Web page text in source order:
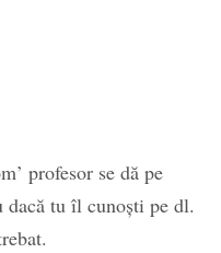
profesor se dă pe
tu îl cunoşti pe dl.